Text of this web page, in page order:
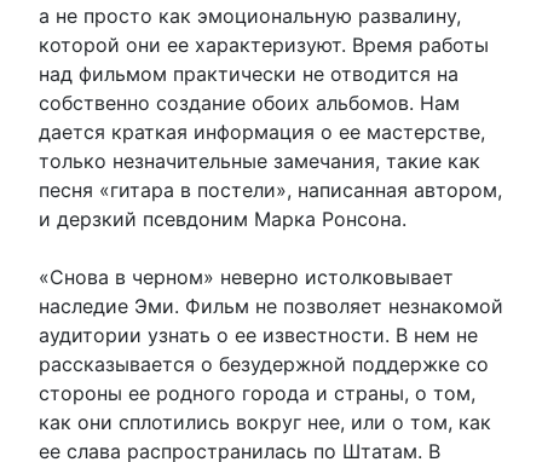
а не просто как эмоциональную развалину,
которой они ее характеризуют. Время работы
над фильмом практически не отводится на
собственно создание обоих альбомов. Нам
дается краткая информация о ее мастерстве,
только незначительные замечания, такие как
песня «гитара в постели», написанная автором,
и дерзкий псевдоним Марка Ронсона.
«Снова в черном» неверно истолковывает
наследие Эми. Фильм не позволяет незнакомой
аудитории узнать о ее известности. В нем не
рассказывается о безудержной поддержке со
стороны ее родного города и страны, о том,
как они сплотились вокруг нее, или о том, как
ее слава распространилась по Штатам. В